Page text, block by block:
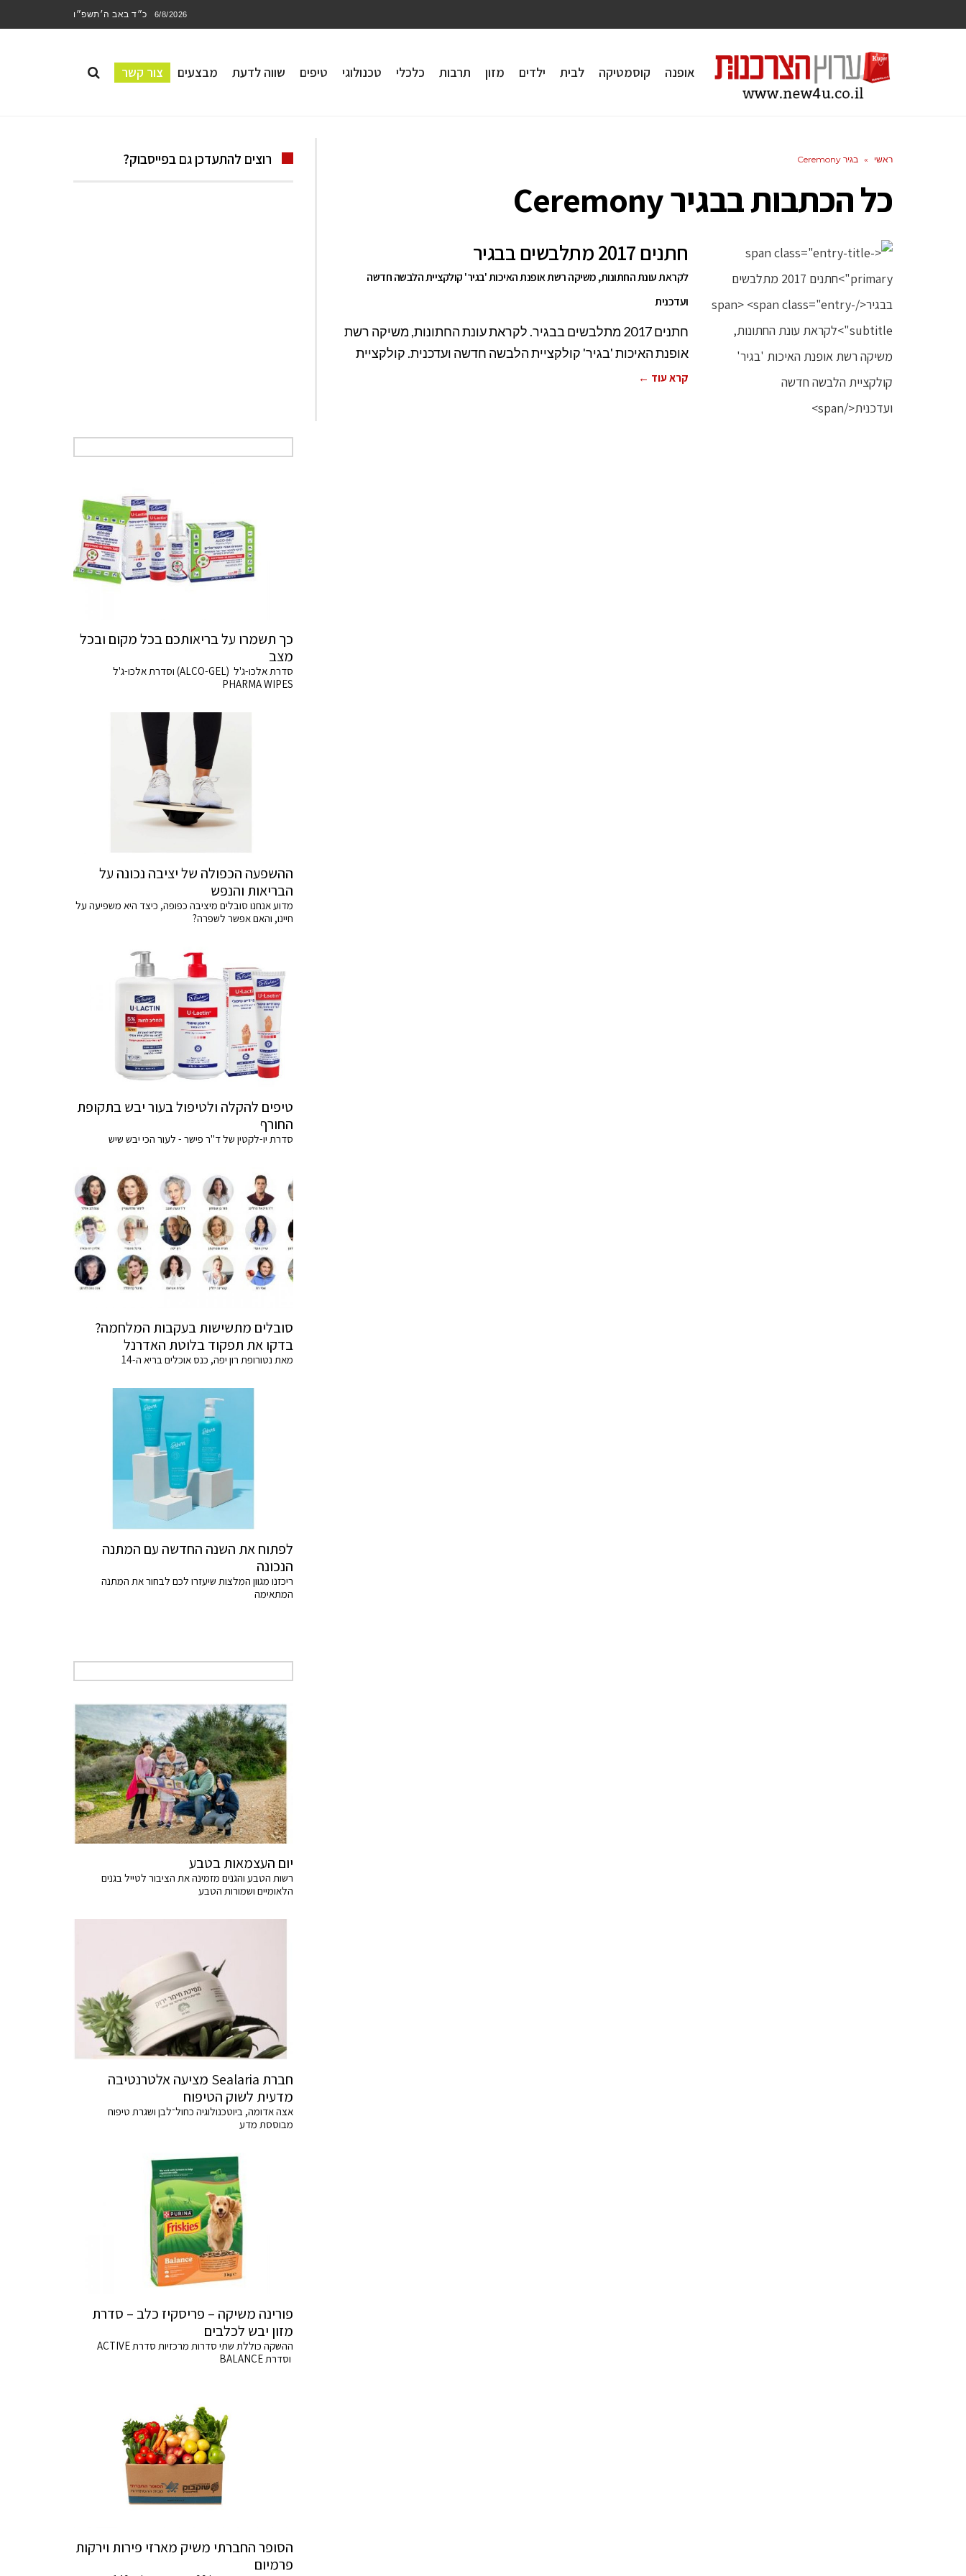
6/8/2026 כ״ד באב ה׳תשפ״ו
אופנה קוסמטיקה לבית ילדים מזון תרבות כלכלי טכנולוגי טיפים שווה לדעת מבצעים צור קשר
ראשי » בגיר Ceremony
כל הכתבות בבגיר Ceremony
חתנים 2017 מתלבשים בבגיר
לקראת עונת החתונות, משיקה רשת אופנת האיכות 'בגיר' קולקציית הלבשה חדשה
ועדכנית
חתנים 2017 מתלבשים בבגיר. לקראת עונת החתונות, משיקה רשת
אופנת האיכות 'בגיר' קולקציית הלבשה חדשה ועדכנית. קולקציית
קרא עוד ←
רוצים להתעדכן גם בפייסבוק?
כך תשמרו על בריאותכם בכל מקום ובכל
מצב
סדרת אלכו-ג'ל (ALCO-GEL) וסדרת אלכו-ג'ל
PHARMA WIPES
ההשפעה הכפולה של יציבה נכונה על
הבריאות והנפש
מדוע אנחנו סובלים מיציבה כפופה, כיצד היא משפיעה על
חיינו, והאם אפשר לשפרה?
טיפים להקלה ולטיפול בעור יבש בתקופת
החורף
סדרת יו-לקטין של ד"ר פישר - לעור הכי יבש שיש
סובלים מתשישות בעקבות המלחמה?
בדקו את תפקוד בלוטת האדרנל
מאת נטורופת רון יפה, כנס אוכלים בריא ה-14
לפתוח את השנה החדשה עם המתנה
הנכונה
ריכזנו מגוון המלצות שיעזרו לכם לבחור את המתנה
המתאימה
יום העצמאות בטבע
רשות הטבע והגנים מזמינה את הציבור לטייל בגנים
הלאומיים ושמורות הטבע
חברת Sealaria מציעה אלטרנטיבה
מדעית לשוק הטיפוח
אצה אדומה, ביוטכנולוגיה כחול־לבן ושגרת טיפוח
מבוססת מדע
פורינה משיקה – פריסקיז כלב – סדרת
מזון יבש לכלבים
ההשקה כוללת שתי סדרות מרכזיות סדרת ACTIVE
וסדרת BALANCE
הסופר החברתי משיק מארזי פירות וירקות
פרמיום